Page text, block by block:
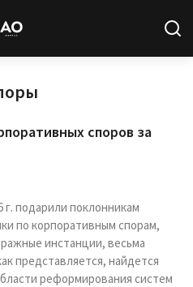
споров за
подарили поклонникам
по корпоративным спорам,
инстанции, весьма
представляется, найдется
реформирования систем